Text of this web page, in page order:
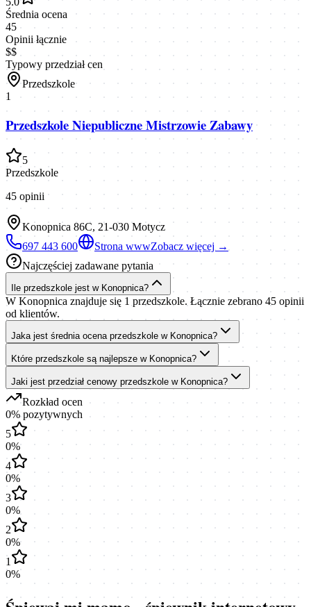
Średnia ocena
45
Opinii łącznie
$$
Typowy przedział cen
Przedszkole
1
Przedszkole Niepubliczne Mistrzowie Zabawy
5
Przedszkole
45 opinii
Konopnica 86C, 21-030 Motycz
697 443 600
Strona wwwZobacz więcej →
Najczęściej zadawane pytania
Ile przedszkole jest w Konopnica?
W Konopnica znajduje się 1 przedszkole. Łącznie zebrano 45 opinii
od klientów.
Jaka jest średnia ocena przedszkole w Konopnica?
Które przedszkole są najlepsze w Konopnica?
Jaki jest przedział cenowy przedszkole w Konopnica?
Rozkład ocen
0% pozytywnych
5
0%
4
0%
3
0%
2
0%
1
0%